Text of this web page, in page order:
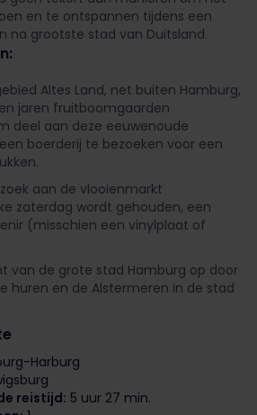
en te ontspannen tijdens een
na grootste stad van Duitsland.
Altes Land, net buiten Hamburg,
jaren fruitboomgaarden
deel aan deze eeuwenoude
boerderij te bezoeken voor een
aan de vlooienmarkt
zaterdag wordt gehouden, een
(misschien een vinylplaat of
van de grote stad Hamburg op door
huren en de Alstermeren in de stad
Harburg
reistijd: 5 uur 27 min.